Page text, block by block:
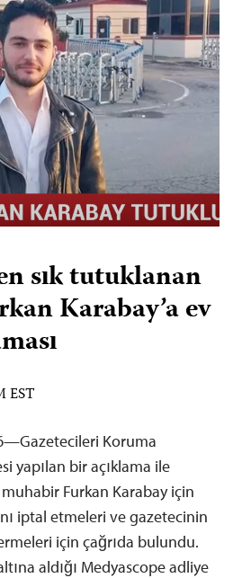
sık tutuklanan
Karabay’a ev
EST
Koruma
yapılan bir açıklama ile
Furkan Karabay için
iptal etmeleri ve gazetecinin
için çağrıda bulundu.
aldığı Medyascope adliye